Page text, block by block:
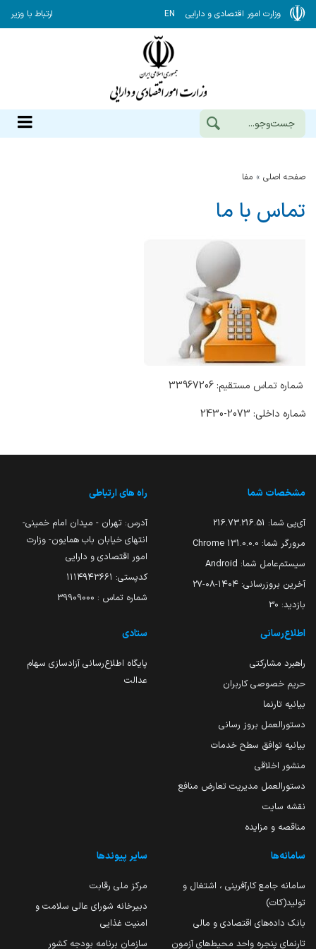
وزارت امور اقتصادی و دارایی EN ارتباط با وزیر
صفحه اصلی مفا
تماس با ما
شماره تماس مستقیم: 33967206
شماره داخلی: 2073-2430
مشخصات شما
آی‌پی شما: 216.73.216.51
مرورگر شما: 131.0.0.0 Chrome
سیستم‌عامل شما: Android
آخرین بروزرسانی: ۱۴۰۴-۰۸-۲۷
بازدید: 30
راه های ارتباطی
آدرس: تهران - میدان امام خمینی-
انتهای خیابان باب همایون- وزارت
امور اقتصادی و دارایی
کدپستی: ۱۱۱۴۹۴۳۶۶۱
شماره تماس : 39909000
اطلاع‌رسانی
راهبرد مشارکتی
حریم خصوصی کاربران
بیانیه تارنما
دستورالعمل بروز رسانی
بیانیه توافق سطح خدمات
منشور اخلاقی
دستورالعمل مدیریت تعارض منافع
نقشه سایت
مناقصه و مزایده
ستادی
پایگاه اطلاع‌رسانی آزادسازی سهام
عدالت
سامانه‌ها
سامانه جامع کارآفرینی ، اشتغال و
تولید(کات)
بانک داده‌های اقتصادی و مالی
تارنمای پنجره واحد محیط‌های آزمون
سایر پیوندها
مرکز ملی رقابت
دبیرخانه شورای عالی سلامت و
امنیت غذایی
سازمان برنامه بودجه کشور